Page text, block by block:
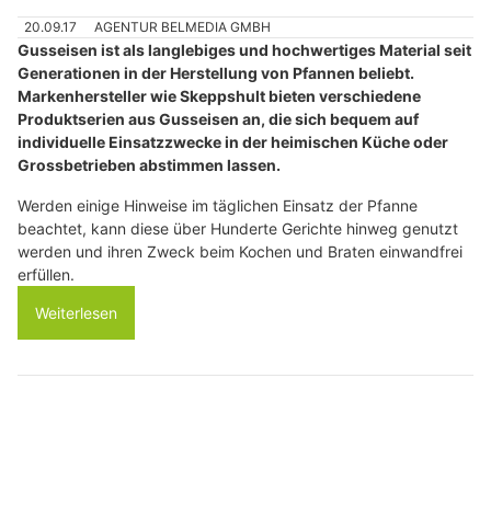
20.09.17 AGENTUR BELMEDIA GMBH
Gusseisen ist als langlebiges und hochwertiges Material seit
Generationen in der Herstellung von Pfannen beliebt.
Markenhersteller wie Skeppshult bieten verschiedene
Produktserien aus Gusseisen an, die sich bequem auf
individuelle Einsatzzwecke in der heimischen Küche oder
Grossbetrieben abstimmen lassen.
Werden einige Hinweise im täglichen Einsatz der Pfanne
beachtet, kann diese über Hunderte Gerichte hinweg genutzt
werden und ihren Zweck beim Kochen und Braten einwandfrei
erfüllen.
Weiterlesen